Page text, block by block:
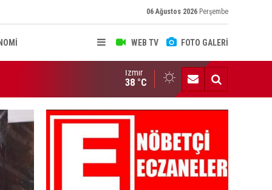
06 Ağustos 2026 Perşembe
WEB TV FOTO GALERİ
KARARLARI RESMİ GAZETE'DE
İzmir
38 °C